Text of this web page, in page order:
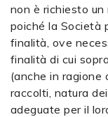
non è richiesto un
poiché la Società
finalità, ove
finalità di cui
(anche in ragione
raccolti, natura
adeguate per il